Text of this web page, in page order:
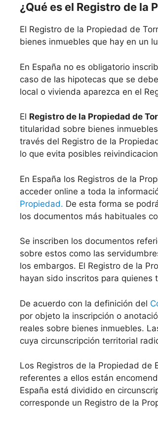
¿Qué es el Registro de la
El Registro de la Propiedad de
bienes inmuebles que hay en un
En España no es obligatorio
caso de las hipotecas que se
local o vivienda aparezca en el
El Registro de la Propiedad de
titularidad sobre bienes
través del Registro de la
lo que evita posibles
En España los Registros de la
acceder online a toda la
Propiedad. De esta forma se
los documentos más habituales
Se inscriben los documentos
sobre estos como las
los embargos. El Registro de la
hayan sido inscritos para quienes
De acuerdo con la definición del
por objeto la inscripción o
reales sobre bienes inmuebles.
cuya circunscripción territorial
Los Registros de la Propiedad de
referentes a ellos están
España está dividido en
corresponde un Registro de la